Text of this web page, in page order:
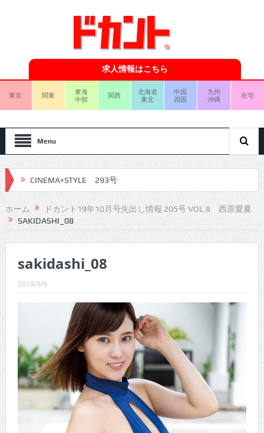
求人情報はこちら
東京 関東
東海
中部
関西
北海道
東北
中国
四国
九州
沖縄
在宅
Menu
CINEMA×STYLE 293号
CINEMA×STYLE 292号
CINEMA×STYLE 291号
CINEMA×STYLE 289号
CINEMA×STYLE 287号
CINEMA×STYLE 286号
CINEMA×STYLE 285号
CINEMA×STYLE 294号
ホーム
ドカント19年10月号先出し情報 205号 VOL.8 西原愛夏
SAKIDASHI_08
sakidashi_08
2019/9/9